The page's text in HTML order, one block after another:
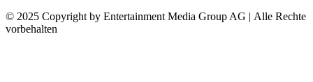
© 2025 Copyright by Entertainment Media Group AG | Alle Rechte
vorbehalten